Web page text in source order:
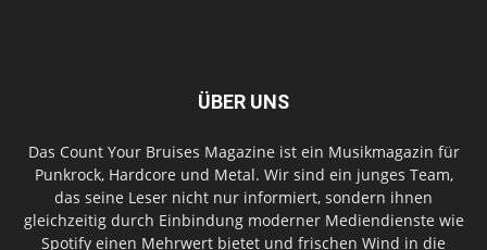
ÜBER UNS
Das Count Your Bruises Magazine ist ein Musikmagazin für
Punkrock, Hardcore und Metal. Wir sind ein junges Team,
das seine Leser nicht nur informiert, sondern ihnen
gleichzeitig durch Einbindung moderner Mediendienste wie
Spotify einen Mehrwert bietet und frischen Wind in die